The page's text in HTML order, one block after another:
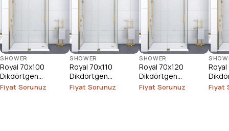
SHOWER
Royal 70x100
Dikdörtgen
Duşakabin
Fiyat Sorunuz
SHOWER
Royal 70x110
Dikdörtgen
Duşakabin
Fiyat Sorunuz
SHOWER
Royal 70x120
Dikdörtgen
Duşakabin
Fiyat Sorunuz
Royal
Fiyat